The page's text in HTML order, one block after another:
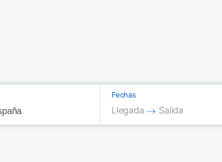
Fechas
Press the down arrow
Llegada
Press the
Salida